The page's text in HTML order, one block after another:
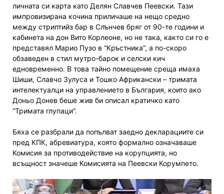
личната си карта като Делян Славчев Пеевски. Тази
импровизирана кочина приличаше на нещо средно
между стриптийз бар в Слънчев бряг от 90-те години и
кабинета на дон Вито Корлеоне, но не така, както си го е
представял Марио Пузо в “Кръстника”, а по-скоро
обзаведен в стил мутро-барок и селски кич
едновременно. В това тайно помещение среща имаха
Шиши, Славчо Зулуса и Тошко Африкански – тримата
интелектуалци на управлението в България, които ако
Доньо Донев беше жив би описал кратичко като
“Тримата глупаци”.
Бяха се разбрали да попълват заедно декларациите си
пред КПК, абревиатура, която формално означаваше
Комисия за противодействие на корупцията, но
всъщност значеше Комисията на Пеевски Корумпето.